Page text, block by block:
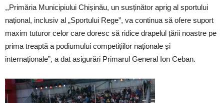
,,Primăria Municipiului Chișinău, un susținător aprig al sportului
național, inclusiv al „Sportului Rege”, va continua să ofere suport
maxim tuturor celor care doresc să ridice drapelul țării noastre pe
prima treaptă a podiumului competițiilor naționale și
internaționale”, a dat asigurări Primarul General Ion Ceban.